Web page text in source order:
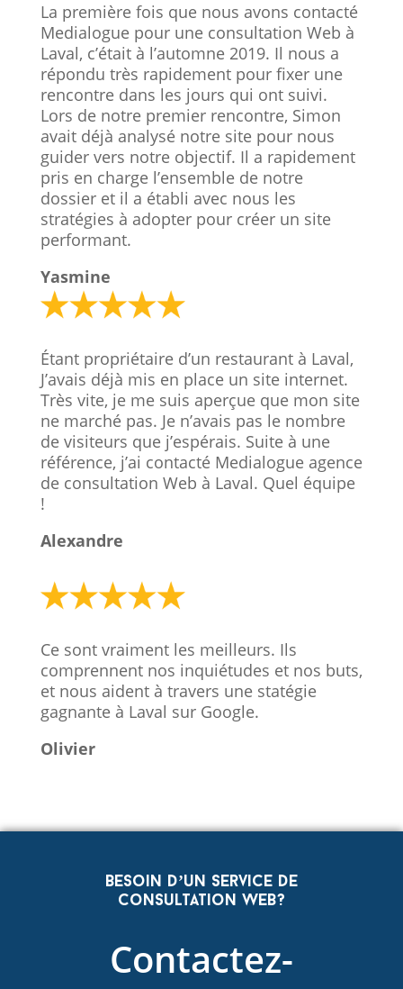
La première fois que nous avons contacté
Medialogue pour une consultation Web à
Laval, c’était à l’automne 2019. Il nous a
répondu très rapidement pour fixer une
rencontre dans les jours qui ont suivi.
Lors de notre premier rencontre, Simon
avait déjà analysé notre site pour nous
guider vers notre objectif. Il a rapidement
pris en charge l’ensemble de notre
dossier et il a établi avec nous les
stratégies à adopter pour créer un site
performant.
Yasmine
Étant propriétaire d’un restaurant à Laval,
J’avais déjà mis en place un site internet.
Très vite, je me suis aperçue que mon site
ne marché pas. Je n’avais pas le nombre
de visiteurs que j’espérais. Suite à une
référence, j’ai contacté Medialogue agence
de consultation Web à Laval. Quel équipe
!
Alexandre
Ce sont vraiment les meilleurs. Ils
comprennent nos inquiétudes et nos buts,
et nous aident à travers une statégie
gagnante à Laval sur Google.
Olivier
Besoin d’un service de
consultation web?
Contactez-